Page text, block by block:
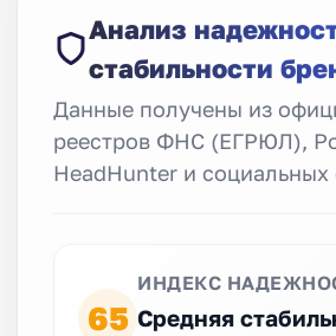
Анализ
стабильности
Данные получены из
реестров ФНС (ЕГРЮЛ),
HeadHunter и социальных
65
ИНДЕКС
Средняя